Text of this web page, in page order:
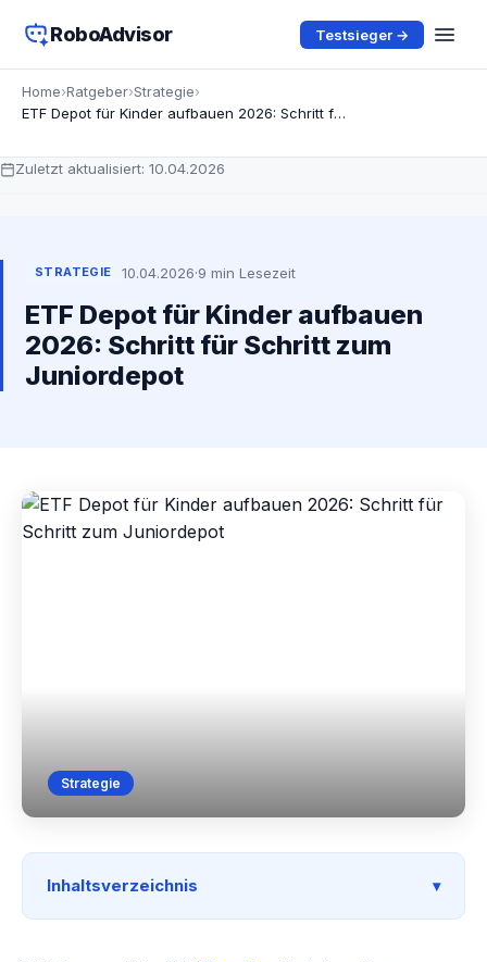
RoboAdvisor Testsieger →
Home›Ratgeber›Strategie›
ETF Depot für Kinder aufbauen 2026: Schritt für Schritt zum Juniordepot
Zuletzt aktualisiert: 10.04.2026
STRATEGIE 10.04.2026·9 min Lesezeit
ETF Depot für Kinder aufbauen
2026: Schritt für Schritt zum
Juniordepot
Strategie
Inhaltsverzeichnis